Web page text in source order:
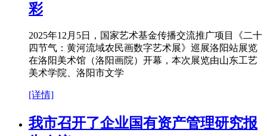
彩
2025年12月5日，国家艺术基金传播交流推广项目《二十
四节气：黄河流域农民画数字艺术展》巡展洛阳站展览
在洛阳美术馆（洛阳画院）开幕，本次展览由山东工艺
美术学院、洛阳市文学
[详情]
我市召开了企业国有资产管理研究报